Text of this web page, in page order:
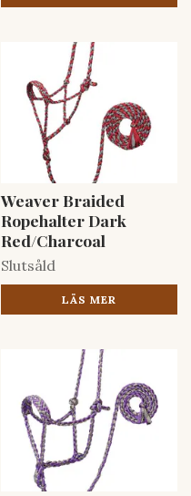
Weaver Braided
Ropehalter Dark
Red/Charcoal
Slutsåld
LÄS MER